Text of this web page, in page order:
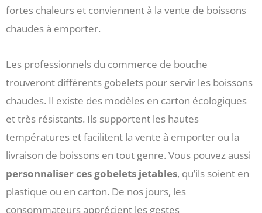
fortes chaleurs et conviennent à la vente de boissons
chaudes à emporter.
Les professionnels du commerce de bouche
trouveront différents gobelets pour servir les boissons
chaudes. Il existe des modèles en carton écologiques
et très résistants. Ils supportent les hautes
températures et facilitent la vente à emporter ou la
livraison de boissons en tout genre. Vous pouvez aussi
personnaliser ces gobelets jetables, qu’ils soient en
plastique ou en carton. De nos jours, les
consommateurs apprécient les gestes